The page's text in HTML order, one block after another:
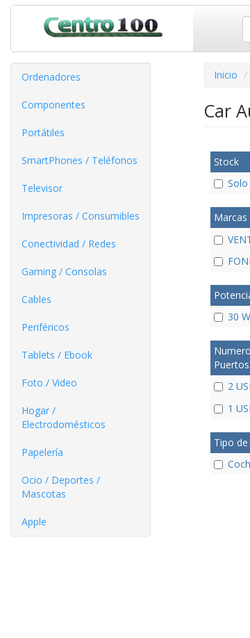
Ordenadores
Componentes
Portátiles
SmartPhones / Teléfonos
Televisor
Impresoras / Consumibles
Conectividad / Redes
Gaming / Consolas
Cables
Periféricos
Tablets / Ebook
Foto / Video
Hogar /
Electrodomésticos
Papelería
Ocio / Deportes /
Mascotas
Apple
Inicio
Car
Stock
Marcas
30
Puertos
2
1
Tipo